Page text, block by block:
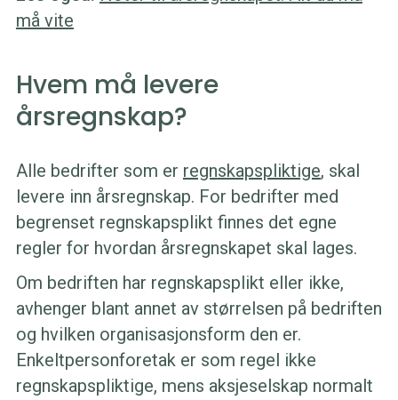
må vite
Hvem må levere
årsregnskap?
Alle bedrifter som er regnskapspliktige, skal
levere inn årsregnskap. For bedrifter med
begrenset regnskapsplikt finnes det egne
regler for hvordan årsregnskapet skal lages.
Om bedriften har regnskapsplikt eller ikke,
avhenger blant annet av størrelsen på bedriften
og hvilken organisasjonsform den er.
Enkeltpersonforetak er som regel ikke
regnskapspliktige, mens aksjeselskap normalt